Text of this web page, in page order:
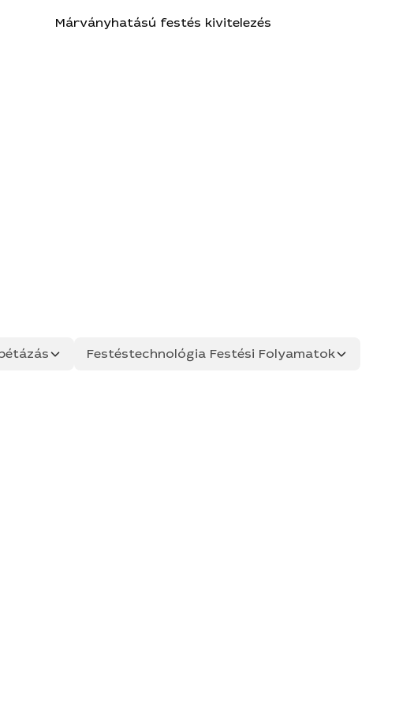
Márványhatású festés kivitelezés
Festéstechnológia Festési Folyamatok